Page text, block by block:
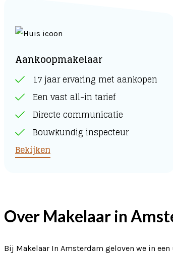
Aankoopmakelaar
17 jaar ervaring met aankopen
Een vast all-in tarief
Directe communicatie
Bouwkundig inspecteur
Bekijken
Over Makelaar in
Bij Makelaar In Amsterdam geloven we in